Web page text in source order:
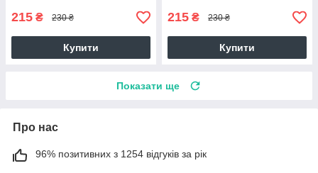
215 ₴ 230 ₴
Купити
215 ₴ 230 ₴
Купити
Показати ще
Про нас
96% позитивних з 1254 відгуків за рік